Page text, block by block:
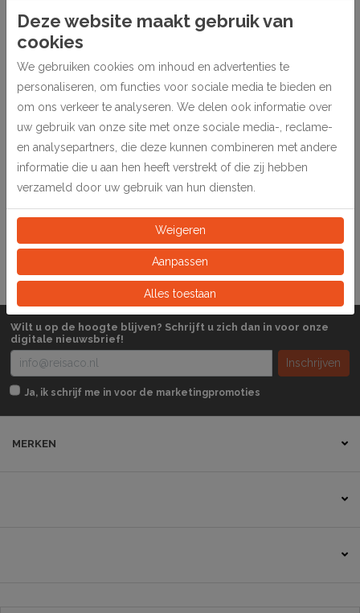
Beschrijving
Merk Mat-Magic.
In kunststof potjes van 20 gr.
Specificaties
Eeinheid Stuk
Wilt u op de hoogte blijven? Schrijft u zich dan in voor onze
digitale nieuwsbrief!
Inschrijven
Ja, ik schrijf me in voor de marketingpromoties
MERKEN
Deze website maakt gebruik van
cookies
We gebruiken cookies om inhoud en advertenties te
personaliseren, om functies voor sociale media te bieden en
om ons verkeer te analyseren. We delen ook informatie over
uw gebruik van onze site met onze sociale media-, reclame-
en analysepartners, die deze kunnen combineren met andere
informatie die u aan hen heeft verstrekt of die zij hebben
verzameld door uw gebruik van hun diensten.
Weigeren
Aanpassen
Alles toestaan